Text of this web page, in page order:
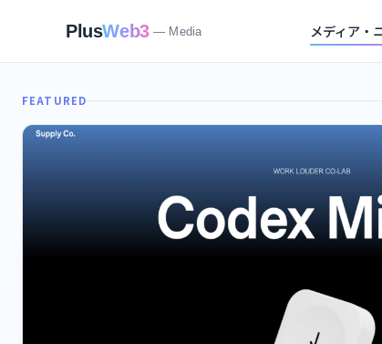
PlusWeb3 — Media メディア・
FEATURED